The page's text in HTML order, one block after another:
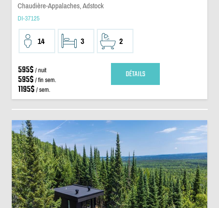
Chaudière-Appalaches, Adstock
DI-37125
14 3 2
595$ / nuit
595$ / fin sem.
1195$ / sem.
DÉTAILS